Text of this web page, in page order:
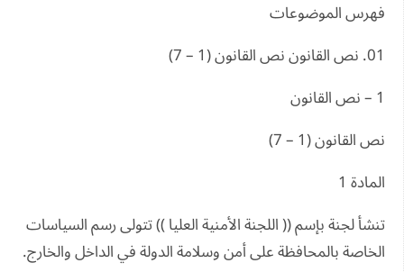
فهرس الموضوعات
01. نص القانون نص القانون (1 – 7)
1 – نص القانون
نص القانون (1 – 7)
المادة 1
تنشأ لجنة بإسم (( اللجنة الأمنية العليا )) تتولى رسم السياسات
الخاصة بالمحافظة على أمن وسلامة الدولة في الداخل والخارج.